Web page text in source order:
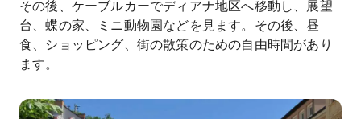
その後、ケーブルカーでディアナ地区へ移動し、展望
台、蝶の家、ミニ動物園などを見ます。その後、昼
食、ショッピング、街の散策のための自由時間があり
ます。